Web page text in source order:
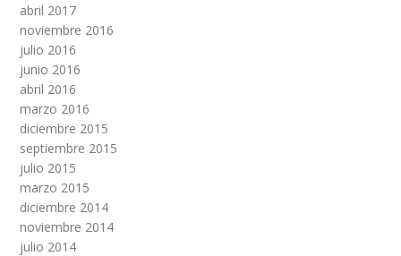
abril 2017
noviembre 2016
julio 2016
junio 2016
abril 2016
marzo 2016
diciembre 2015
septiembre 2015
julio 2015
marzo 2015
diciembre 2014
noviembre 2014
julio 2014